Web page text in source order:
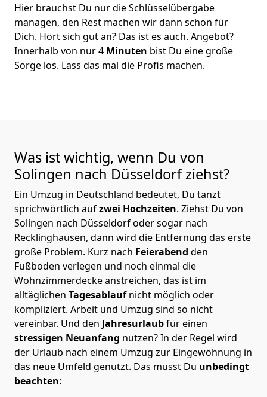
Hier brauchst Du nur die Schlüsselübergabe
managen, den Rest machen wir dann schon für
Dich. Hört sich gut an? Das ist es auch. Angebot?
Innerhalb von nur 4 Minuten bist Du eine große
Sorge los. Lass das mal die Profis machen.
Was ist wichtig, wenn Du von
Solingen nach Düsseldorfziehst?
Ein Umzug in Deutschland bedeutet, Du tanzt
sprichwörtlich aufzwei Hochzeiten. Ziehst Du von
Solingen nach Düsseldorf oder sogar nach
Recklinghausen, dann wird die Entfernung das erste
große Problem. Kurz nach Feierabend den
Fußboden verlegen und noch einmal die
Wohnzimmerdecke anstreichen, das ist im
alltäglichen Tagesablaufnicht möglich oder
kompliziert. Arbeit und Umzug sind so nicht
vereinbar. Und den Jahresurlaubfür einen
stressigen Neuanfang nutzen? In der Regel wird
der Urlaub nach einem Umzug zur Eingewöhnung in
das neue Umfeld genutzt. Das musst Du unbedingt
beachten: